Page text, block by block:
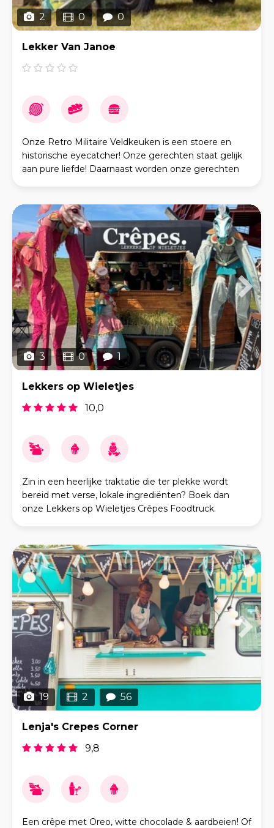
2 0 0
Lekker Van Janoe
Onze Retro Militaire Veldkeuken is een stoere en
historische eyecatcher! Onze gerechten staat gelijk
aan pure liefde! Daarnaast worden onze gerechten
3 0 1
Lekkers op Wieletjes
10,0
Zin in een heerlijke traktatie die ter plekke wordt
bereid met verse, lokale ingrediënten? Boek dan
onze Lekkers op Wieletjes Crêpes Foodtruck.
19 2 56
Lenja's Crepes Corner
9,8
Een crêpe met Oreo, witte chocolade & aardbeien! Of